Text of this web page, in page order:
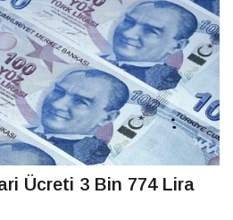
Ücreti 3 Bin 774 Lira